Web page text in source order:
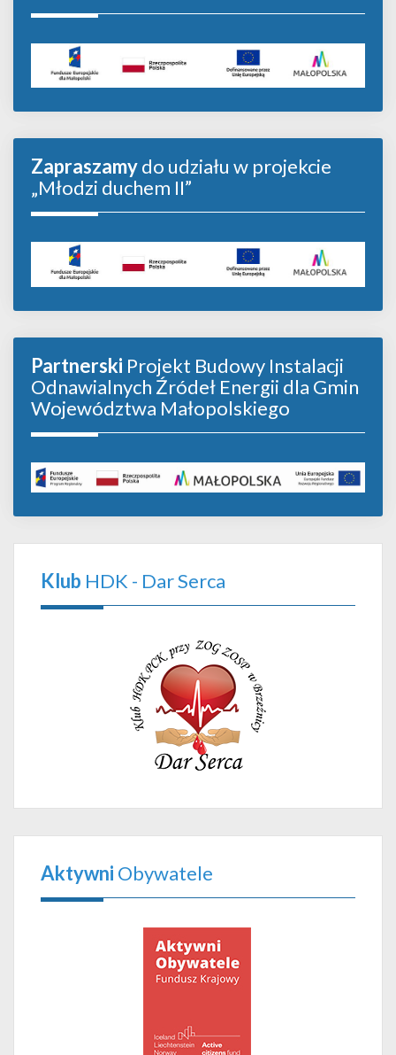
Zapraszamydo udziału w projekcie
„Młodzi duchem II”
Partnerski Projekt Budowy Instalacji
Odnawialnych Źródeł Energii dla Gmin
Województwa Małopolskiego
Klub HDK - Dar Serca
Aktywni Obywatele